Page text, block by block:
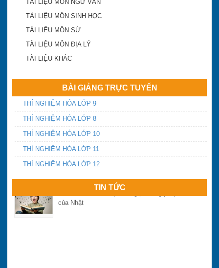
TÀI LIỆU MÔN NGỮ VĂN
TÀI LIỆU MÔN SINH HỌC
TÀI LIỆU MÔN SỬ
TÀI LIỆU MÔN ĐỊA LÝ
TÀI LIỆU KHÁC
BÀI GIẢNG TRỰC TUYẾN
THÍ NGHIỆM HÓA LỚP 9
THÍ NGHIỆM HÓA LỚP 8
THÍ NGHIỆM HÓA LỚP 10
THÍ NGHIỆM HÓA LỚP 11
THÍ NGHIỆM HÓA LỚP 12
TIN TỨC
ĐA TRÍ THÔNG MINH
Điểm chuẩn vào lớp 10 Khánh Hòa năm 2016
trường sớm
Ngày thứ 2 và 3 kỳ thi THPT quốc gia năm 2016:
Đề thi có tính phân loại
ĐIỂM CHUẨN VÀO LỚP 10 THPT CHUYÊN LÊ
QUÝ ĐÔN KHÁNH HÒA NĂM 2016
Học và ôn thi hiệu quả bằng phương pháp Kaizen
của Nhật